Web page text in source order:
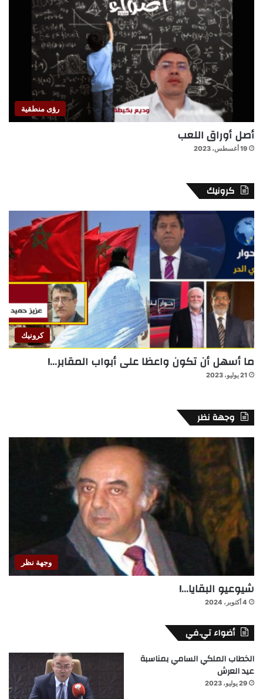
رؤى منطقية
أصل أوراق اللعب
19 أغسطس، 2023
كرونيك
كرونيك
ما أسهل أن تكون واعظا على أبواب المقابر…!
21 يوليو، 2023
وجهة نظر
وجهة نظر
شيوعيو البقايا…!
4 أكتوبر، 2024
أضواء تي.في
الخطاب الملكي السامي بمناسبة
عيد العرش
29 يوليو، 2023